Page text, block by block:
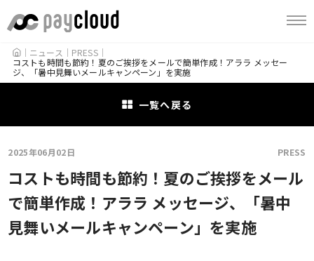
HOMEニュース
PRESS
コストも時間も節約！夏のご挨拶をメールで簡単作成！アララ メッセー
ジ、「暑中見舞いメールキャンペーン」を実施
一覧へ戻る
2025年06月02日 PRESS
コストも時間も節約！夏のご挨拶をメール
で簡単作成！アララ メッセージ、「暑中
見舞いメールキャンペーン」を実施